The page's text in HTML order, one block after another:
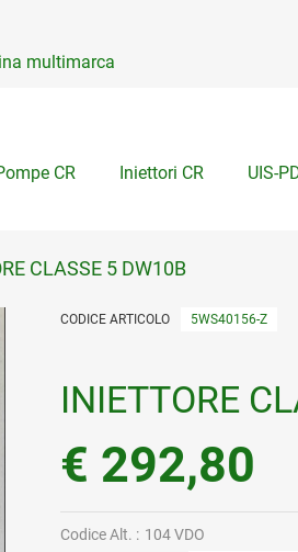
multimarca
UIS-
Iniettori CR
CR
CLASSE 5 DW10B
CODICE ARTICOLO 5WS40156-Z
INIETTORE
€ 292,80
Codice Alt. : 104 VDO